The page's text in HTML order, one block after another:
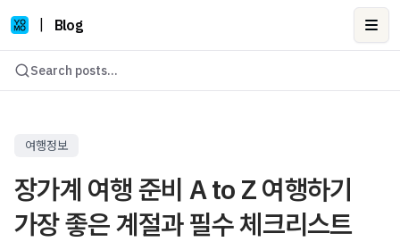
Blog
Search posts...
여행정보
장가계 여행 준비 A to Z 여행하기
가장 좋은 계절과 필수 체크리스트